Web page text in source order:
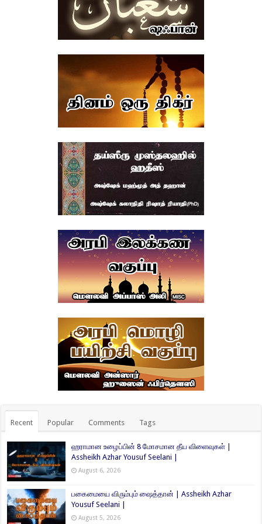
Recent Popular Comments Tags
ஹராமான உழைப்பின் 8 மோசமான தீய விளைவுகள் |
Assheikh Azhar Yousuf Seelani |
August 6, 2026
பகைமையை விரும்பும் ஷைத்தான் | Assheikh Azhar
Yousuf Seelani |
August 5, 2026